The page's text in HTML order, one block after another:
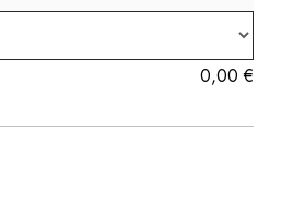
0,00€